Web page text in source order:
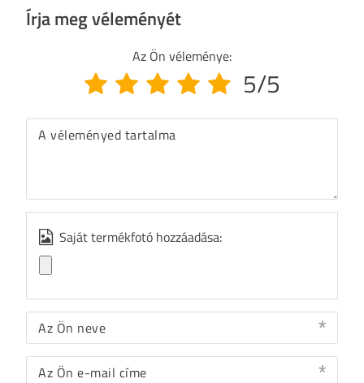
Írja meg véleményét
Az Ön véleménye:
5/5
A véleményed tartalma
Saját termékfotó hozzáadása:
Az Ön neve
Az Ön e-mail címe